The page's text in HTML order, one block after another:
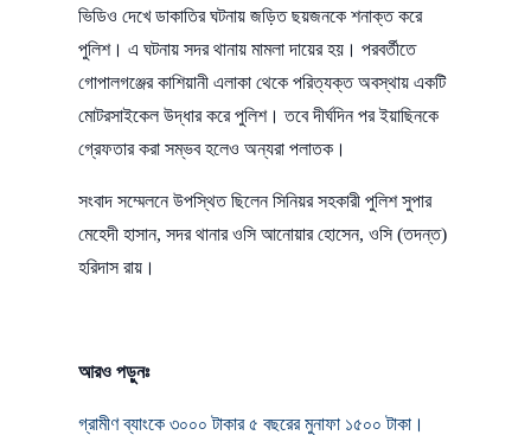
ভিডিও দেখে ডাকাতির ঘটনায় জড়িত ছয়জনকে শনাক্ত করে
পুলিশ। এ ঘটনায় সদর থানায় মামলা দায়ের হয়। পরবর্তীতে
গোপালগঞ্জের কাশিয়ানী এলাকা থেকে পরিত্যক্ত অবস্থায় একটি
মোটরসাইকেল উদ্ধার করে পুলিশ। তবে দীর্ঘদিন পর ইয়াছিনকে
গ্রেফতার করা সম্ভব হলেও অন্যরা পলাতক।
সংবাদ সম্মেলনে উপস্থিত ছিলেন সিনিয়র সহকারী পুলিশ সুপার
মেহেদী হাসান, সদর থানার ওসি আনোয়ার হোসেন, ওসি (তদন্ত)
হরিদাস রায়।
আরও পড়ুনঃ
গ্রামীণ ব্যাংকে ৩০০০ টাকার ৫ বছরের মুনাফা ১৫০০ টাকা।